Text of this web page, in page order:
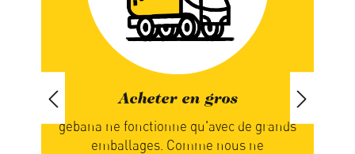
Acheter en gros
ne fonctionne qu'avec de grands
Comme nous ne
Manger
Chez nous, c'est la
quand vous